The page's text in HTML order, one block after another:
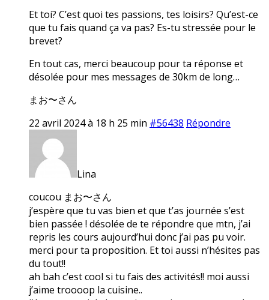
Et toi? C’est quoi tes passions, tes loisirs? Qu’est-ce
que tu fais quand ça va pas? Es-tu stressée pour le
brevet?
En tout cas, merci beaucoup pour ta réponse et
désolée pour mes messages de 30km de long…
まお〜さん
22 avril 2024 à 18 h 25 min #56438 Répondre
Lina
coucou まお〜さん
j’espère que tu vas bien et que t’as journée s’est
bien passée ! désolée de te répondre que mtn, j’ai
repris les cours aujourd’hui donc j’ai pas pu voir.
merci pour ta proposition. Et toi aussi n’hésites pas
du tout!!
ah bah c’est cool si tu fais des activités!! moi aussi
j’aime troooop la cuisine..